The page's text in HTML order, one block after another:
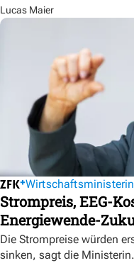
Lucas Maier
Wirtschaftsministerin
Strompreis, EEG-
Energiewende-
Die Strompreise würden
sinken, sagt die